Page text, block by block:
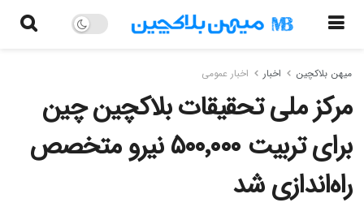
میهن بلاکچین اخبار اخبار عمومی
مرکز ملی تحقیقات بلاکچین چین
برای تربیت ۵۰۰٬۰۰۰ نیرو متخصص
راه‌اندازی شد